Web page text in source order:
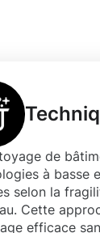
de
à basse
selon la
Cette
efficace